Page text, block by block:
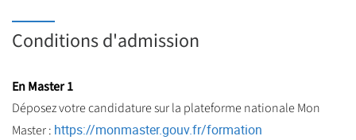
Conditions d'admission
En Master 1
Déposez votre candidature sur la plateforme nationale Mon
Master : https://monmaster.gouv.fr/formation